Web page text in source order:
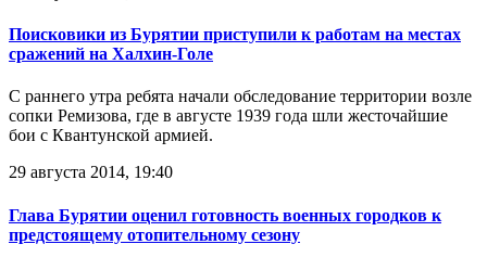
Поисковики из Бурятии приступили к работам на местах
сражений на Халхин-Голе
С раннего утра ребята начали обследование территории возле
сопки Ремизова, где в августе 1939 года шли жесточайшие
бои с Квантунской армией.
29 августа 2014, 19:40
Глава Бурятии оценил готовность военных городков к
предстоящему отопительному сезону